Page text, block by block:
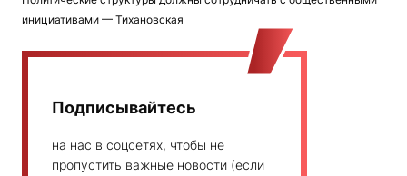
инициативами — Тихановская
Подписывайтесь
на нас в соцсетях, чтобы не
пропустить важные новости (если